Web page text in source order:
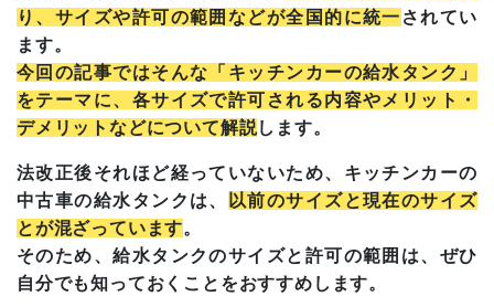
り、サイズや許可の範囲などが全国的に統一 されてい
ます。
今回の記事ではそんな「キッチンカーの給水タンク」
をテーマに、各サイズで許可される内容やメリット・
デメリットなどについて解説します。
法改正後それほど経っていないため、キッチンカーの
中古車の給水タンクは、
以前のサイズと現在のサイズ
とが混ざっています。
そのため、給水タンクのサイズと許可の範囲は、ぜひ
自分でも知っておくことをおすすめします。